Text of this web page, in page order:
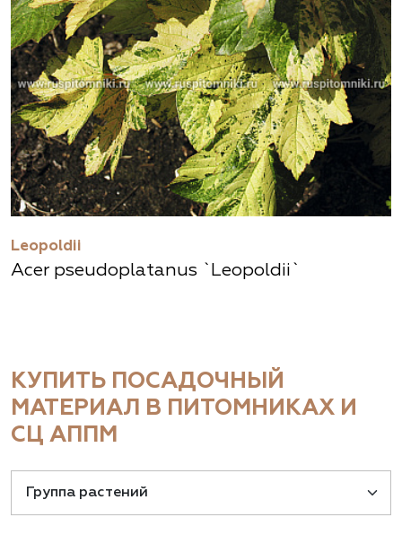
Leopoldii
Acer pseudoplatanus `Leopoldii`
КУПИТЬ ПОСАДОЧНЫЙ
МАТЕРИАЛ В ПИТОМНИКАХ И
СЦ АППМ